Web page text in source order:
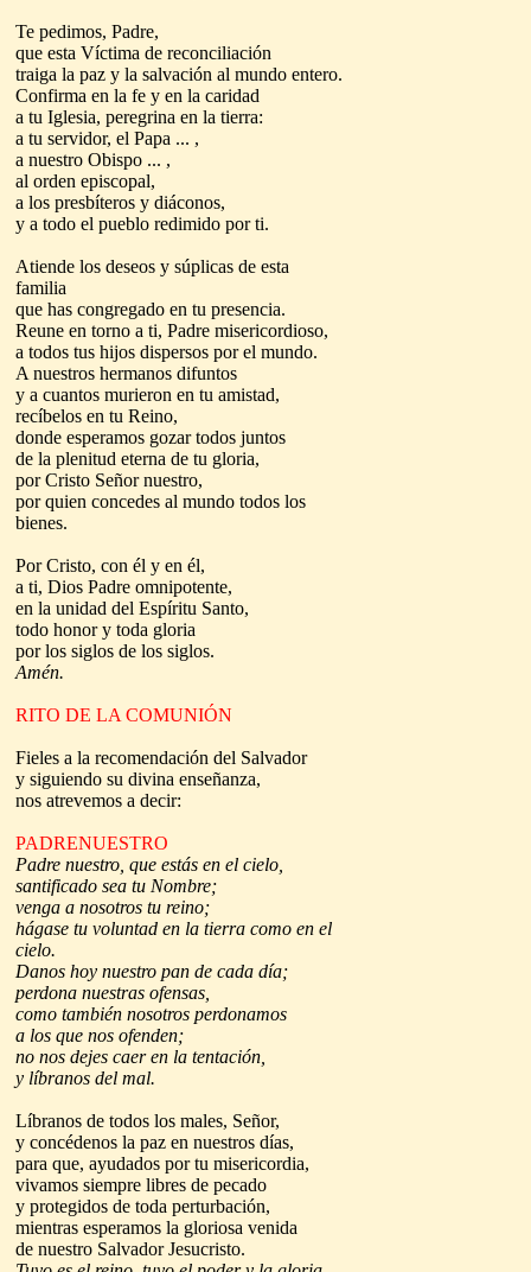
Te pedimos, Padre,
que esta Víctima de reconciliación
traiga la paz y la salvación al mundo entero.
Confirma en la fe y en la caridad
a tu Iglesia, peregrina en la tierra:
a tu servidor, el Papa ... ,
a nuestro Obispo ... ,
al orden episcopal,
a los presbíteros y diáconos,
y a todo el pueblo redimido por ti.
Atiende los deseos y súplicas de esta
familia
que has congregado en tu presencia.
Reune en torno a ti, Padre misericordioso,
a todos tus hijos dispersos por el mundo.
A nuestros hermanos difuntos
y a cuantos murieron en tu amistad,
recíbelos en tu Reino,
donde esperamos gozar todos juntos
de la plenitud eterna de tu gloria,
por Cristo Señor nuestro,
por quien concedes al mundo todos los
bienes.
Por Cristo, con él y en él,
a ti, Dios Padre omnipotente,
en la unidad del Espíritu Santo,
todo honor y toda gloria
por los siglos de los siglos.
Amén.
RITO DE LA COMUNIÓN
Fieles a la recomendación del Salvador
y siguiendo su divina enseñanza,
nos atrevemos a decir:
PADRENUESTRO
Padre nuestro, que estás en el cielo,
santificado sea tu Nombre;
venga a nosotros tu reino;
hágase tu voluntad en la tierra como en el
cielo.
Danos hoy nuestro pan de cada día;
perdona nuestras ofensas,
como también nosotros perdonamos
a los que nos ofenden;
no nos dejes caer en la tentación,
y líbranos del mal.
Líbranos de todos los males, Señor,
y concédenos la paz en nuestros días,
para que, ayudados por tu misericordia,
vivamos siempre libres de pecado
y protegidos de toda perturbación,
mientras esperamos la gloriosa venida
de nuestro Salvador Jesucristo.